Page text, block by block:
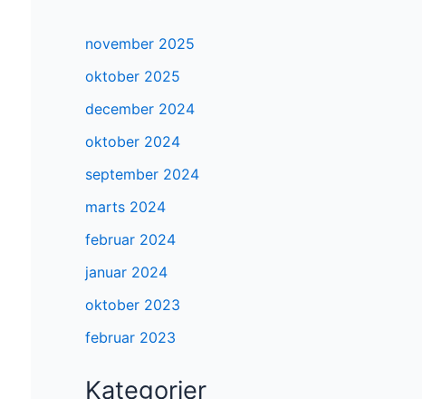
november 2025
oktober 2025
december 2024
oktober 2024
september 2024
marts 2024
februar 2024
januar 2024
oktober 2023
februar 2023
Kategorier